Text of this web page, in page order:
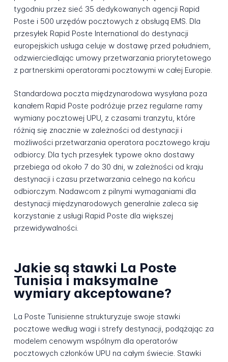
tygodniu przez sieć 35 dedykowanych agencji Rapid
Poste i 500 urzędów pocztowych z obsługą EMS. Dla
przesyłek Rapid Poste International do destynacji
europejskich usługa celuje w dostawę przed południem,
odzwierciedlając umowy przetwarzania priorytetowego
z partnerskimi operatorami pocztowymi w całej Europie.
Standardowa poczta międzynarodowa wysyłana poza
kanałem Rapid Poste podróżuje przez regularne ramy
wymiany pocztowej UPU, z czasami tranzytu, które
różnią się znacznie w zależności od destynacji i
możliwości przetwarzania operatora pocztowego kraju
odbiorcy. Dla tych przesyłek typowe okno dostawy
przebiega od około 7 do 30 dni, w zależności od kraju
destynacji i czasu przetwarzania celnego na końcu
odbiorczym. Nadawcom z pilnymi wymaganiami dla
destynacji międzynarodowych generalnie zaleca się
korzystanie z usługi Rapid Poste dla większej
przewidywalności.
Jakie są stawki La Poste
Tunisia i maksymalne
wymiary akceptowane?
La Poste Tunisienne strukturyzuje swoje stawki
pocztowe według wagi i strefy destynacji, podążając za
modelem cenowym wspólnym dla operatorów
pocztowych członków UPU na całym świecie. Stawki